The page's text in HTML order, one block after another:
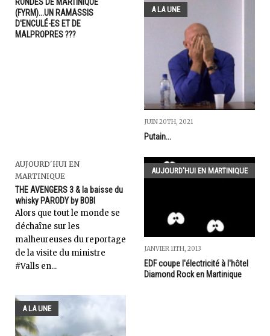
RONDES DE MARTINIQUE
(FYRM)...UN RAMASSIS
D'ENCULÉ-ES ET DE
MALPROPRES ???
A LA UNE
JUIN 20TH, 2021
Putain...
AUJOURD'HUI EN
MARTINIQUE
THE AVENGERS 3 & la baisse du
whisky PARODY by BOBI
Alors que tout le monde se
déchaîne sur les
malheureuses du reportage
de la visite du ministre
#Valls en...
AUJOURD'HUI EN MARTINIQUE
JANVIER 11TH, 2013
EDF coupe l'électricité à l'hôtel
Diamond Rock en Martinique
A LA UNE